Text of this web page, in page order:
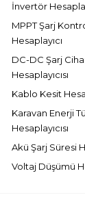
İnvertör
MPPT Şarj
Hesaplayıcı
DC-DC Şarj
Hesaplayıcısı
Kablo Kesit
Karavan Enerji
Hesaplayıcısı
Akü Şarj Süresi
Voltaj Düşümü